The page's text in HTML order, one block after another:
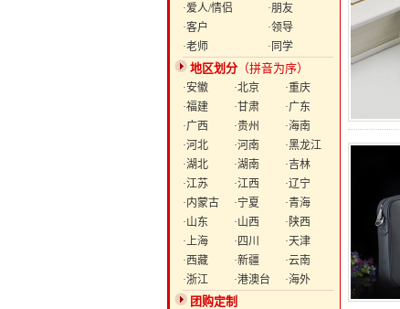
·爱人/情侣
·朋友
·客户
·领导
·老师
·同学
地区划分 （拼音为序）
·安徽 ·北京
·重庆
·福建
·甘肃
·广东
·广西
·贵州
·海南
·河北
·河南
·黑龙江
·湖北
·湖南
·吉林
·江苏
·江西
·辽宁
·内蒙古
·宁夏
·青海
·山东
·山西
·陕西
·上海
·四川
·天津
·西藏
·新疆
·云南
·浙江
·港澳台 ·海外
团购定制